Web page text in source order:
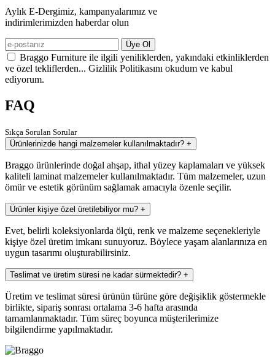
Aylık E-Dergimiz, kampanyalarımız ve
indirimlerimizden haberdar olun
Üye Ol
Braggo Furniture ile ilgili yeniliklerden, yakındaki etkinliklerden
ve özel tekliflerden... Gizlilik Politikasını okudum ve kabul
ediyorum.
FAQ
Sıkça Sorulan Sorular
Ürünlerinizde hangi malzemeler kullanılmaktadır? +
Braggo ürünlerinde doğal ahşap, ithal yüzey kaplamaları ve yüksek
kaliteli laminat malzemeler kullanılmaktadır. Tüm malzemeler, uzun
ömür ve estetik görünüm sağlamak amacıyla özenle seçilir.
Ürünler kişiye özel üretilebiliyor mu? +
Evet, belirli koleksiyonlarda ölçü, renk ve malzeme seçenekleriyle
kişiye özel üretim imkanı sunuyoruz. Böylece yaşam alanlarınıza en
uygun tasarımı oluşturabilirsiniz.
Teslimat ve üretim süresi ne kadar sürmektedir? +
Üretim ve teslimat süresi ürünün türüne göre değişiklik göstermekle
birlikte, sipariş sonrası ortalama 3-6 hafta arasında
tamamlanmaktadır. Tüm süreç boyunca müşterilerimize
bilgilendirme yapılmaktadır.